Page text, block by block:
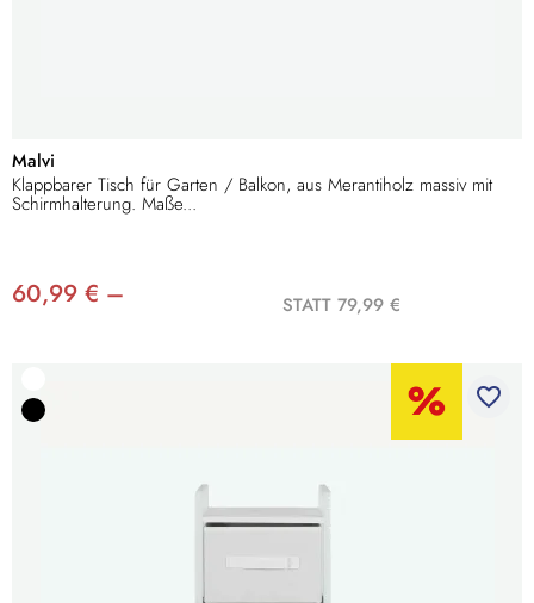
Malvi
Klappbarer Tisch für Garten / Balkon, aus Merantiholz massiv mit
Schirmhalterung. Maße...
60,99 € – STATT 79,99 €
favorite_border